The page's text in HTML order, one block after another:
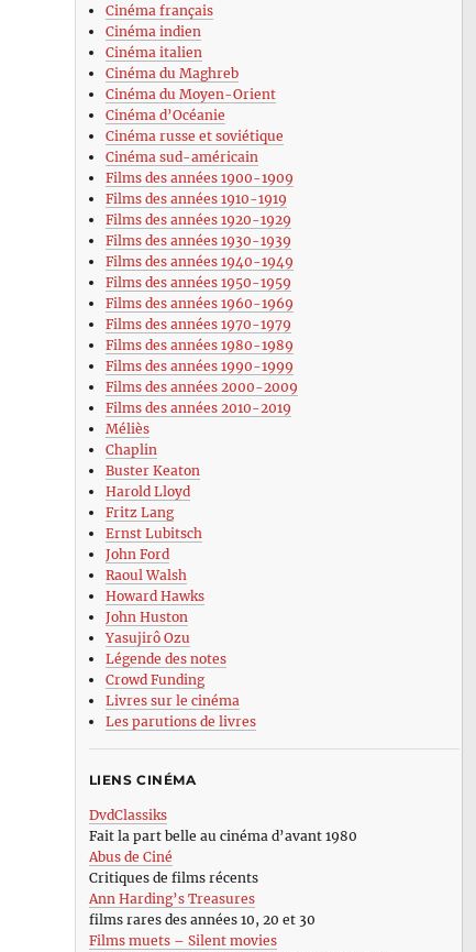
Cinéma français
Cinéma indien
Cinéma italien
Cinéma du Maghreb
Cinéma du Moyen-Orient
Cinéma d’Océanie
Cinéma russe et soviétique
Cinéma sud-américain
Films des années 1900-1909
Films des années 1910-1919
Films des années 1920-1929
Films des années 1930-1939
Films des années 1940-1949
Films des années 1950-1959
Films des années 1960-1969
Films des années 1970-1979
Films des années 1980-1989
Films des années 1990-1999
Films des années 2000-2009
Films des années 2010-2019
Méliès
Chaplin
Buster Keaton
Harold Lloyd
Fritz Lang
Ernst Lubitsch
John Ford
Raoul Walsh
Howard Hawks
John Huston
Yasujirô Ozu
Légende des notes
Crowd Funding
Livres sur le cinéma
Les parutions de livres
LIENS CINÉMA
DvdClassiks
Fait la part belle au cinéma d’avant 1980
Abus de Ciné
Critiques de films récents
Ann Harding’s Treasures
films rares des années 10, 20 et 30
Films muets – Silent movies